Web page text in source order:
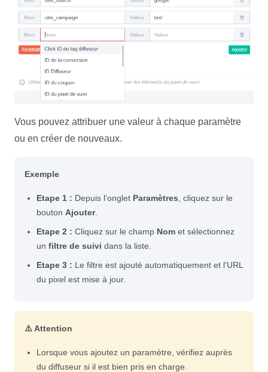
Vous pouvez attribuer une valeur à chaque paramètre
ou en créer de nouveaux.
Exemple
Etape 1 : Depuis l'onglet Paramètres , cliquez sur le
bouton Ajouter.
Etape 2 : Cliquez sur le champ Nom et sélectionnez
un filtre de suivi dans la liste.
Etape 3 : Le filtre est ajouté automatiquement et l'URL
du pixel est mise à jour.
⚠️ Attention
Lorsque vous ajoutez un paramètre, vérifiez auprès
du diffuseur si il est bien pris en charge.